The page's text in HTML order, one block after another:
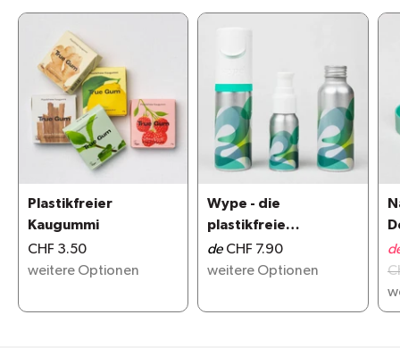
Plastikfreier
Kaugummi
CHF 3.50
weitere Optionen
Wype - die
plastikfreie
Alternative zu
Feuchttüchern
de CHF 7.90
weitere Optionen